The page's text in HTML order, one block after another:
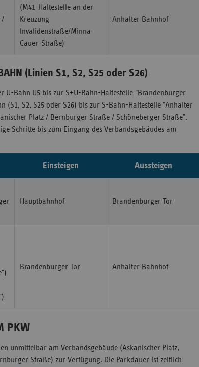
/
(M41-Haltestelle an der
Kreuzung
Invalidenstraße/Minna-
Cauer-Straße)
Anhalter Bahnhof
(Linien S1, S2, S25 oder S26)
U-Bahn U5 bis zur S+U-Bahn-Haltestelle "Brandenburger
(S1, S2, S25 oder S26) bis zur S-Bahn-Haltestelle "Anhalter
Platz / Bernburger Straße / Schöneberger Straße".
Schritte bis zum Eingang des Verbandsgebäudes am
Einsteigen Aussteigen
Hauptbahnhof Brandenburger Tor
Brandenburger Tor Anhalter Bahnhof
PKW
unmittelbar am Verbandsgebäude (Askanischer Platz,
Straße) zur Verfügung. Die Parkdauer ist zeitlich